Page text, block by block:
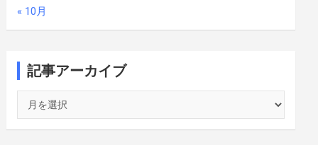
« 10月
記事アーカイブ
ア